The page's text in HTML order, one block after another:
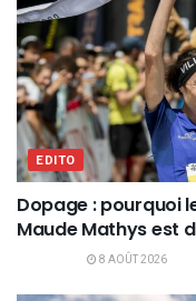
EDITO
Dopage : pourquoi
Maude Mathys est
8 AOÛT 2026